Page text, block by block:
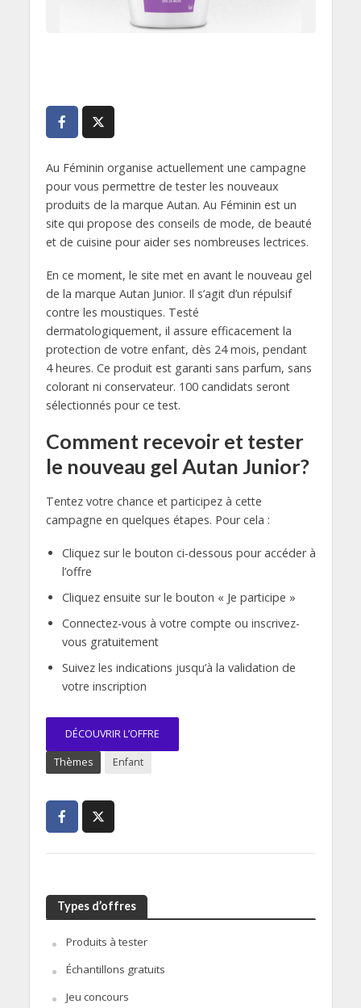
Au Féminin organise actuellement une campagne
pour vous permettre de tester les nouveaux
produits de la marque Autan. Au Féminin est un
site qui propose des conseils de mode, de beauté
et de cuisine pour aider ses nombreuses lectrices.
En ce moment, le site met en avant le nouveau gel
de la marque Autan Junior. Il s’agit d’un répulsif
contre les moustiques. Testé
dermatologiquement, il assure efficacement la
protection de votre enfant, dès 24 mois, pendant
4 heures. Ce produit est garanti sans parfum, sans
colorant ni conservateur. 100 candidats seront
sélectionnés pour ce test.
Comment recevoir et tester
le nouveau gel Autan Junior?
Tentez votre chance et participez à cette
campagne en quelques étapes. Pour cela :
Cliquez sur le bouton ci-dessous pour accéder à
l’offre
Cliquez ensuite sur le bouton « Je participe »
Connectez-vous à votre compte ou inscrivez-
vous gratuitement
Suivez les indications jusqu’à la validation de
votre inscription
DÉCOUVRIR L’OFFRE
Thèmes Enfant
Types d’offres
Produits à tester
Échantillons gratuits
Jeu concours